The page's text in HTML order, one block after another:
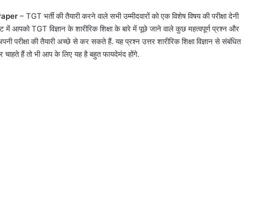
– TGT भर्ती की तैयारी करने वाले सभी उम्मीदवारों को एक विशेष विषय की परीक्षा देनी
में आपको TGT विज्ञान के शारीरिक शिक्षा के बारे में पूछे जाने वाले कुछ महत्वपूर्ण प्रश्न और
की तैयारी अच्छे से कर सकते हैं. यह प्रश्न उत्तर शारीरिक शिक्षा विज्ञान से संबंधित
चाहते हैं तो भी आप के लिए यह है बहुत फायदेमंद होंगे.